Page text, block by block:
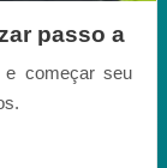
passo a
começar seu